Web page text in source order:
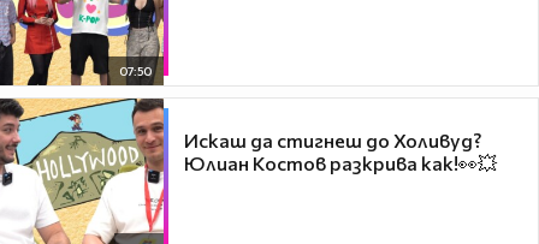
07:50
Искаш да стигнеш до Холивуд?
Юлиан Костов разкрива как!👀💥